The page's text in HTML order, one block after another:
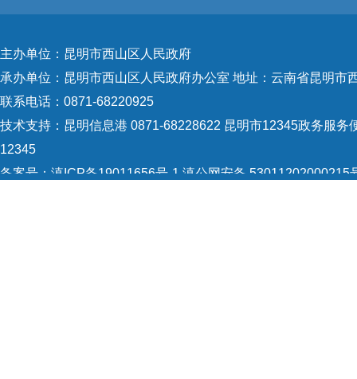
主办单位：昆明市西山区人民政府
承办单位：昆明市西山区人民政府办公室 地址：云南省昆明市
联系电话：0871-68220925
技术支持： 昆明信息港 0871-68228622 昆明市12345政务服务
12345
备案号： 滇ICP备19011656号-1 滇公网安备 53011202000215